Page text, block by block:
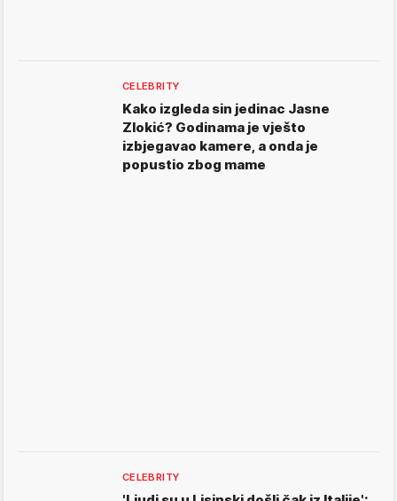
CELEBRITY
Kako izgleda sin jedinac Jasne
Zlokić? Godinama je vješto
izbjegavao kamere, a onda je
popustio zbog mame
CELEBRITY